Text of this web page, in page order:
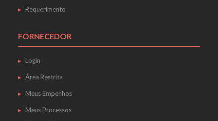
Requerimento
FORNECEDOR
Login
Área Restrita
Meus Empenhos
Meus Processos